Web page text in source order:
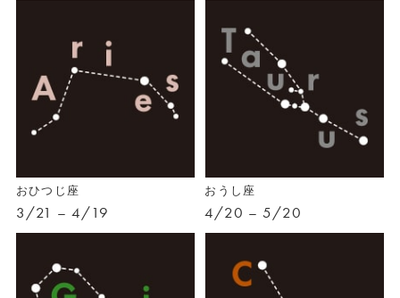
おひつじ座
3/21 – 4/19
おうし座
4/20 – 5/20